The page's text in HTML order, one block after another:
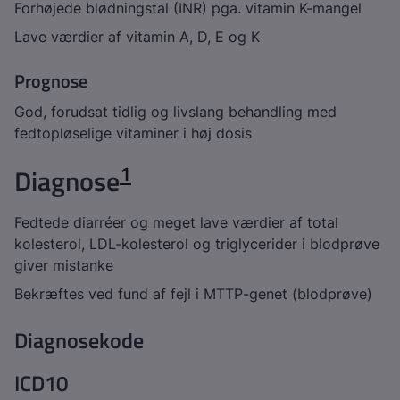
Forhøjede blødningstal (INR) pga. vitamin K-mangel
Lave værdier af vitamin A, D, E og K
Prognose
God, forudsat tidlig og livslang behandling med
fedtopløselige vitaminer i høj dosis
Diagnose1
Fedtede diarréer og meget lave værdier af total
kolesterol, LDL-kolesterol og triglycerider i blodprøve
giver mistanke
Bekræftes ved fund af fejl i MTTP-genet (blodprøve)
Diagnosekode
ICD10